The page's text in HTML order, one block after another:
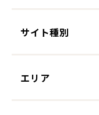
サイト種別
エリア